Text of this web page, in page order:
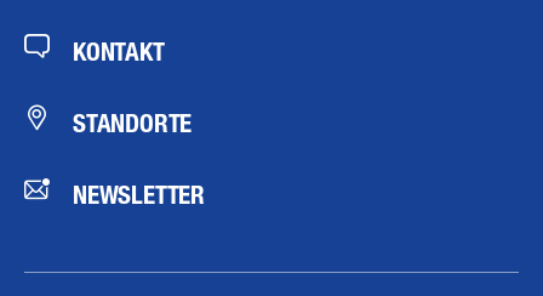
KONTAKT
STANDORTE
NEWSLETTER